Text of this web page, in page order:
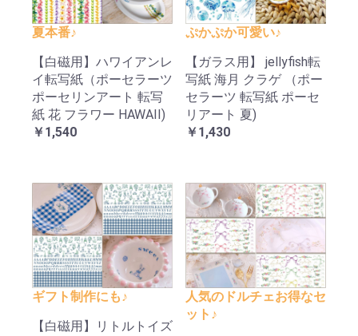
夏本番♪
【白磁用】ハワイアンレ
イ転写紙（ポーセラーツ
ポーセリンアート 転写
紙 花 フラワー HAWAII)
￥1,540
ぷかぷか可愛い♪
【ガラス用】 jellyfish転
写紙 海月 クラゲ （ポー
セラーツ 転写紙 ポーセ
リアート 夏)
￥1,430
ギフト制作にも♪
【白磁用】リトルトイズ
人気のドルチェお得なセ
ット♪